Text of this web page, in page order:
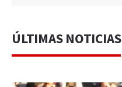
ÚLTIMAS NOTICIAS